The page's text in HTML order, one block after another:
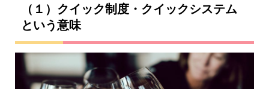
（１）クイック制度・クイックシステム
という意味